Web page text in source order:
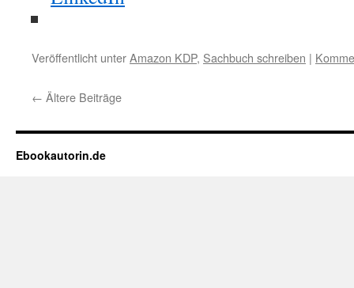
Veröffentlicht unterAmazon KDP, Sachbuch schreiben |
← Ältere Beiträge
Ebookautorin.de